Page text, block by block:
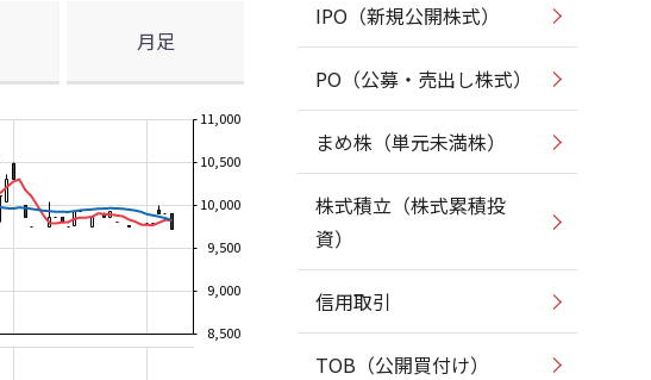
月足
8,500
9,000
9,500
10,000
10,500
11,000
IPO（新規公開株式）
PO（公募・売出し株式）
まめ株（単元未満株）
株式積立（株式累積投
資）
信用取引
TOB（公開買付け）